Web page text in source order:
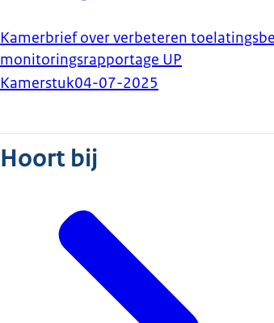
Kamerbrief over verbeteren
monitoringsrapportage UP
Kamerstuk04-07-2025
Hoort bij